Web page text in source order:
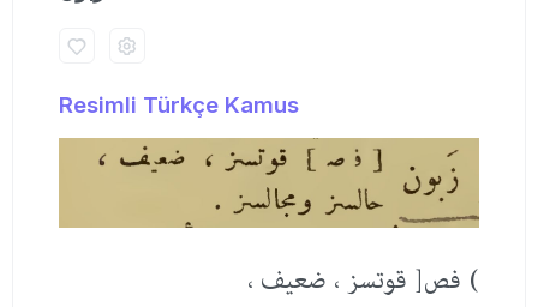
Resimli Türkçe Kamus
) فص[ قوتسز ، ضعیف ،